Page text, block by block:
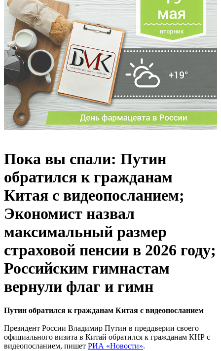
Пока вы спали: Путин
обратился к гражданам
Китая с видеопосланием;
Экономист назвал
максимальный размер
страховой пенсии в 2026 году;
Российским гимнастам
вернули флаг и гимн
Путин обратился к гражданам Китая с видеопосланием
Президент России Владимир Путин в преддверии своего
официального визита в Китай обратился к гражданам КНР с
видеопосланием, пишет РИА «Новости».